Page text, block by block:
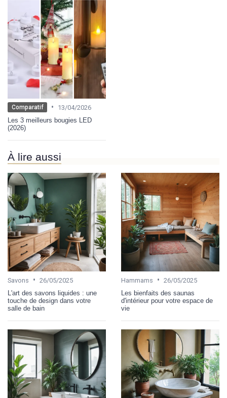
Comparatif •
13/04/2026
Les 3 meilleurs bougies LED
(2026)
À lire aussi
Savons • 26/05/2025
L'art des savons liquides : une
touche de design dans votre
salle de bain
Hammams • 26/05/2025
Les bienfaits des saunas
d'intérieur pour votre espace de
vie